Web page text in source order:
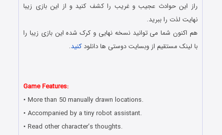
راز این حوادث عجیب و غریب را کشف کنید و از این بازی زیبا
نهایت لذت را ببرید.
هم اکنون شما می توانید نسخه نهایی و کرک شده این بازی زیبا را
با لینک مستقیم از وبسایت دوستی ها دانلودکنید.
Game Features:
• More than 50 manually drawn locations.
• Accompanied by a tiny robot assistant.
• Read other character’s thoughts.